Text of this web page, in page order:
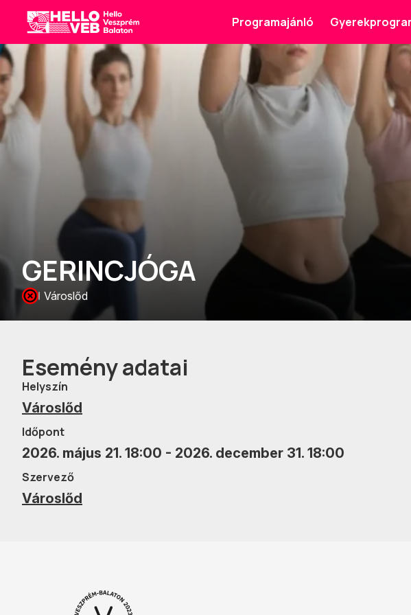
HelloVEB
Programajánló
GERINCJÓGA
Városlőd
Esemény adatai
Helyszín
Városlőd
Időpont
2026. május 21. 18:00 - 2026. december 31. 18:00
Szervező
Városlőd